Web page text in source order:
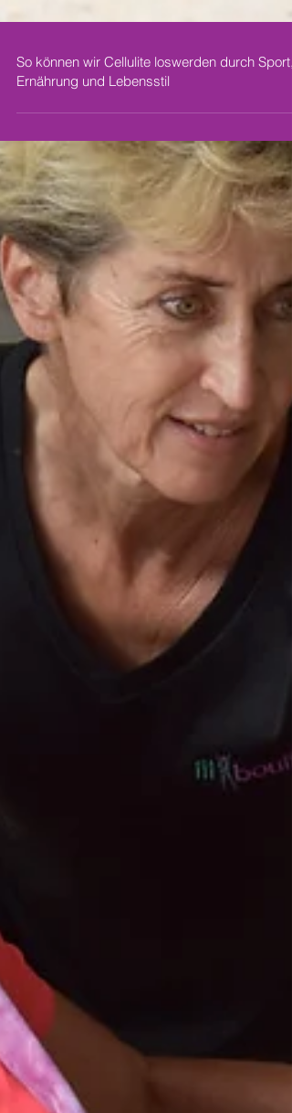
So können wir Cellulite loswerden durch Sport,
Ernährung und Lebensstil